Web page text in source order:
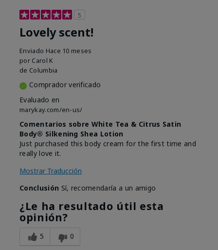
5
Lovely scent!
Enviado Hace 10 meses
por Carol K
de Columbia
Comprador verificado
Evaluado en
marykay.com/en-us/
Comentarios sobre White Tea & Citrus Satin
Body® Silkening Shea Lotion
Just purchased this body cream for the first time and
really love it.
Mostrar Traducción
Conclusión Sí, recomendaría a un amigo
¿Le ha resultado útil esta
opinión?
5 0